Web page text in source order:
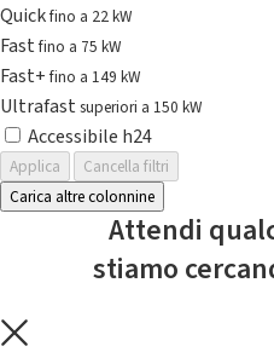
Quickfino a 22 kW
Fastfino a 75 kW
Fast+fino a 149 kW
Ultrafast superiori a 150 kW
Accessibile h24
Applica
Cancella filtri
Carica altre colonnine
Attendi
stiamo